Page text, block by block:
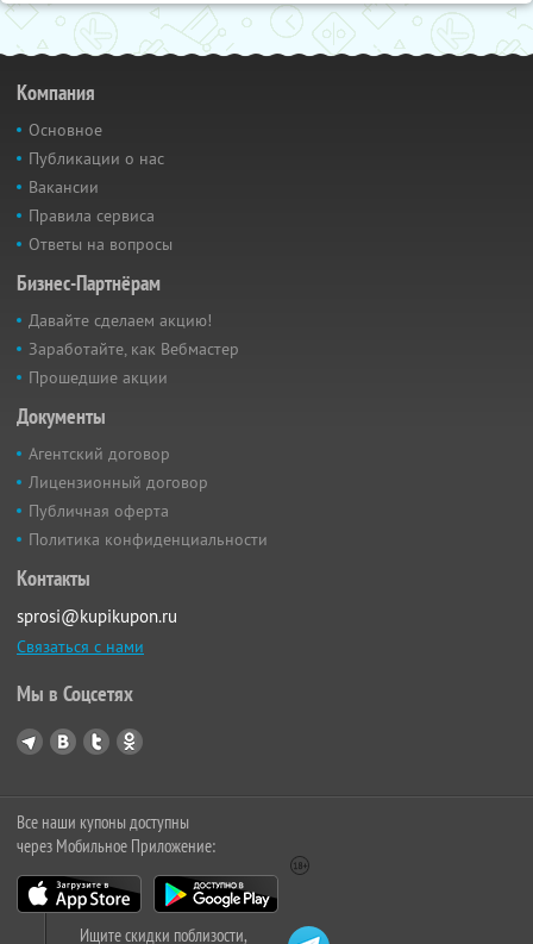
Компания
Основное
Публикации о нас
Вакансии
Правила сервиса
Ответы на вопросы
Бизнес-Партнёрам
Давайте сделаем акцию!
Заработайте, как Вебмастер
Прошедшие акции
Документы
Агентский договор
Лицензионный договор
Публичная оферта
Политика конфиденциальности
Контакты
sprosi@kupikupon.ru
Связаться с нами
Мы в Соцсетях
Все наши купоны доступны
через Мобильное Приложение:
Ищите скидки поблизости,